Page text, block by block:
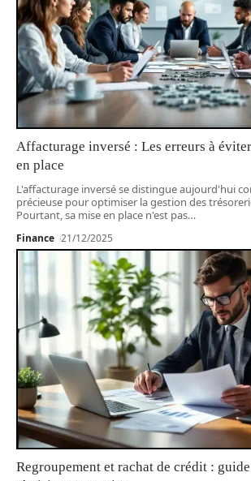
Affacturage inversé : Les erreurs à
en place
L'affacturage inversé se distingue aujourd'hui
précieuse pour optimiser la gestion des
Pourtant, sa mise en place n'est pas…
Finance 21/12/2025
Regroupement et rachat de crédit :